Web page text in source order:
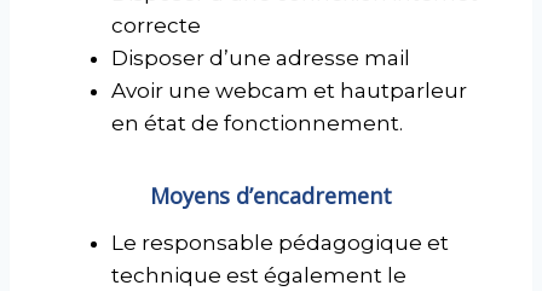
correcte
Disposer d’une adresse mail
Avoir une webcam et hautparleur
en état de fonctionnement.
Moyens d’encadrement
Le responsable pédagogique et
technique est également le